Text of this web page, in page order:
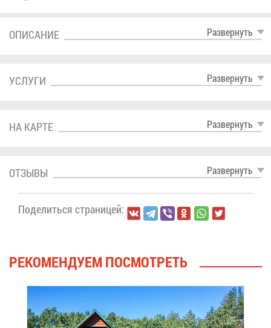
Раз­вер­нуть
ОПИ­СА­НИЕ
Раз­вер­нуть
УСЛУ­ГИ
Раз­вер­нуть
НА КАР­ТЕ
Раз­вер­нуть
ОТ­ЗЫ­ВЫ
По­де­лить­ся стра­ни­цей:
РЕ­КО­МЕН­ДУ­ЕМ ПО­СМОТ­РЕТЬ